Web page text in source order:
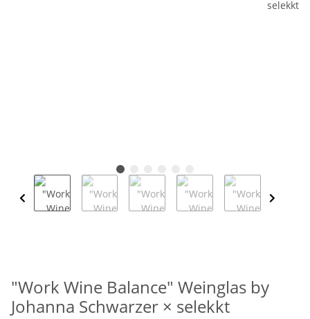
"Work Wine Balance" Weinglas by
Johanna Schwarzer × selekkt